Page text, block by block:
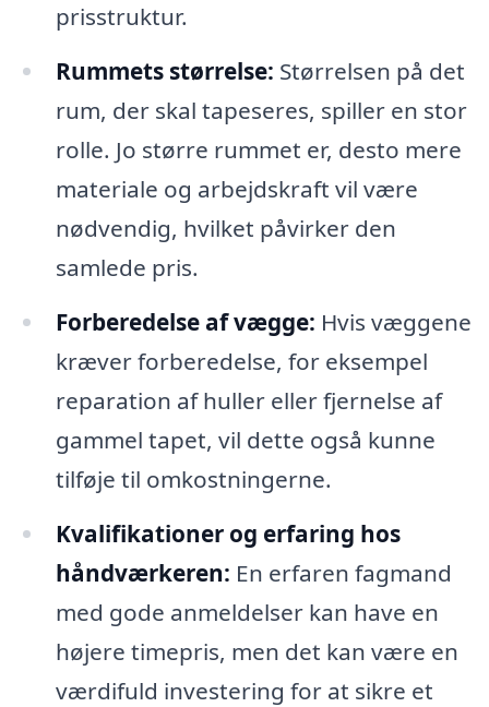
prisstruktur.
Rummets størrelse: Størrelsen på det
rum, der skal tapeseres, spiller en stor
rolle. Jo større rummet er, desto mere
materiale og arbejdskraft vil være
nødvendig, hvilket påvirker den
samlede pris.
Forberedelse af vægge: Hvis væggene
kræver forberedelse, for eksempel
reparation af huller eller fjernelse af
gammel tapet, vil dette også kunne
tilføje til omkostningerne.
Kvalifikationer og erfaring hos
håndværkeren: En erfaren fagmand
med gode anmeldelser kan have en
højere timepris, men det kan være en
værdifuld investering for at sikre et